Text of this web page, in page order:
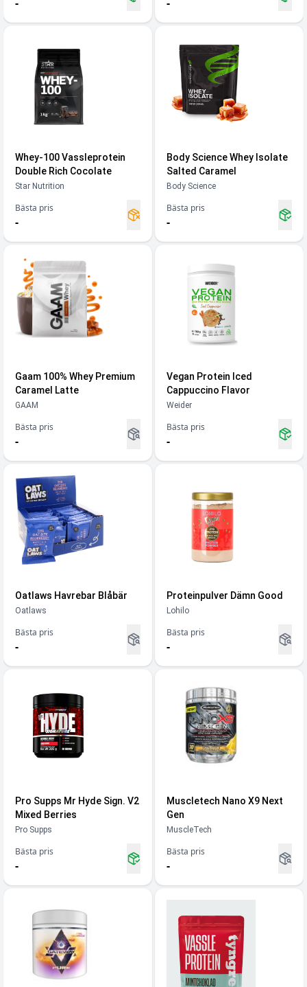
Whey-100 Vassleprotein
Double Rich Cocolate
Star Nutrition
Bästa pris
-
Body Science Whey Isolate
Salted Caramel
Body Science
Bästa pris
-
Gaam 100% Whey Premium
Caramel Latte
GAAM
Bästa pris
-
Vegan Protein Iced
Cappuccino Flavor
Weider
Bästa pris
-
Oatlaws Havrebar Blåbär
Oatlaws
Bästa pris
-
Proteinpulver Dämn Good
Lohilo
Bästa pris
-
Pro Supps Mr Hyde Sign. V2
Mixed Berries
Pro Supps
Bästa pris
-
Muscletech Nano X9 Next
Gen
MuscleTech
Bästa pris
-